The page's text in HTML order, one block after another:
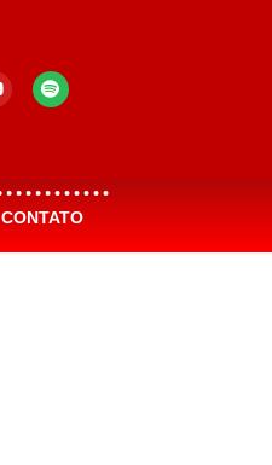
CONTATO